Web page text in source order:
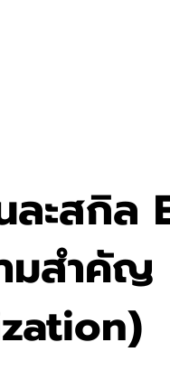
ะสกิล
มสำคัญ